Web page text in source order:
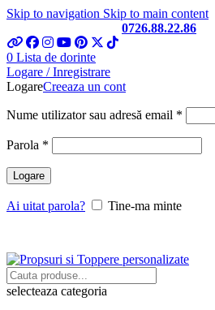
Skip to navigation Skip to main content
0726.88.22.86
0 Lista de dorinte
Logare / Inregistrare
LogareCreeaza un cont
Nume utilizator sau adresă email *
Parola *
Logare
Ai uitat parola? Tine-ma minte
selecteaza categoria